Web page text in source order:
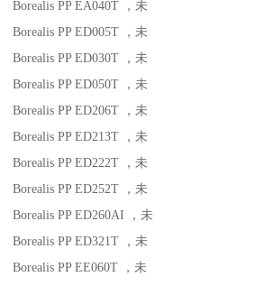
Borealis PP EA040T
，未
Borealis PP ED005T
，未
Borealis PP ED030T
，未
Borealis PP ED050T
，未
Borealis PP ED206T
，未
Borealis PP ED213T
，未
Borealis PP ED222T
，未
Borealis PP ED252T
，未
Borealis PP ED260AI
，未
Borealis PP ED321T
，未
Borealis PP EE060T
，未